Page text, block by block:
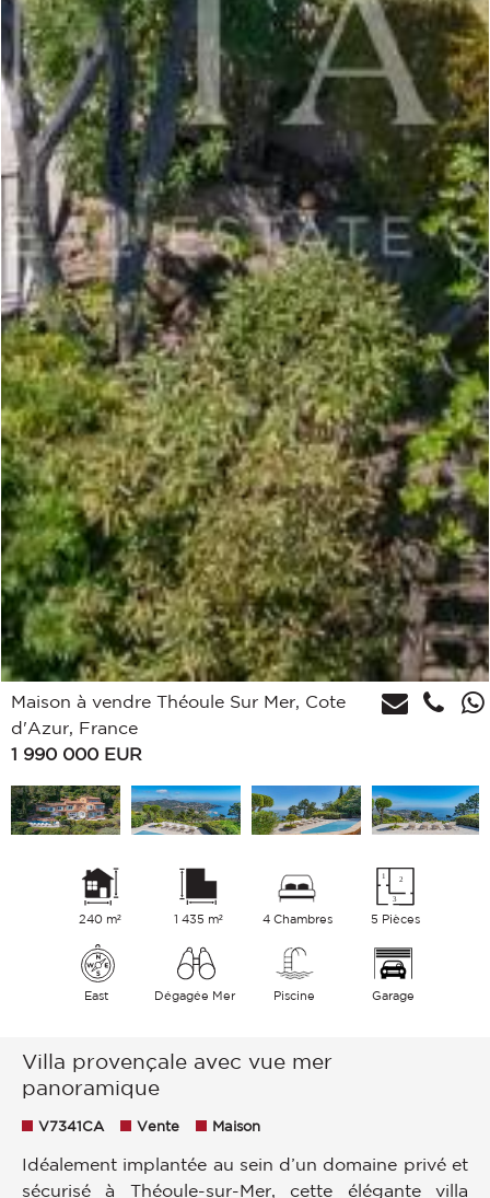
Maison à vendre Théoule Sur Mer, Cote
d'Azur, France
1 990 000 EUR
240 m² 1 435 m² 4 Chambres 5 Pièces
East Dégagée Mer Piscine Garage
Villa provençale avec vue mer
panoramique
V7341CA Vente Maison
Idéalement implantée au sein d’un domaine privé et
sécurisé à Théoule-sur-Mer, cette élégante villa